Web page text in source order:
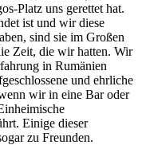
Platz uns gerettet hat.
ist und wir diese
sind sie im Großen
Zeit, die wir hatten. Wir
in Rumänien
und ehrliche
wir in eine Bar oder
Einige dieser
zu Freunden.